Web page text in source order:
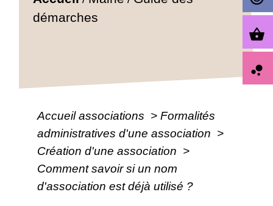
démarches
Accueil associations > Formalités
administratives d'une association >
Création d'une association >
Comment savoir si un nom
d'association est déjà utilisé ?
shopping_basket
bubble_chart